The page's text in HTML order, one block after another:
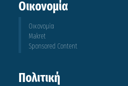
Οικονομία
Οικονομία
Makret
Sponsored Content
Πολιτική